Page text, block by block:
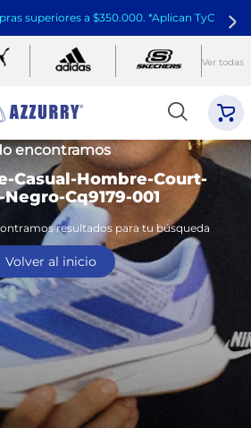
superiores a $350.000. *Aplican TyC
Ver todas
encontramos
Casual-Hombre-Court-
Cq9179-001
resultados para tu búsqueda
Volver al inicio